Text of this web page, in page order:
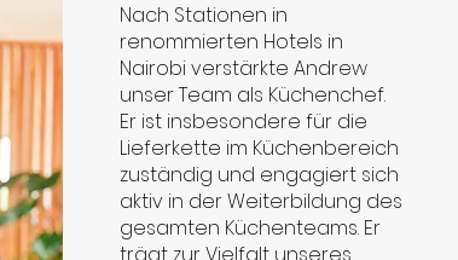
Nach Stationen in
renommierten Hotels in
Nairobi verstärkte Andrew
unser Team als Küchenchef.
Er ist insbesondere für die
Lieferkette im Küchenbereich
zuständig und engagiert sich
aktiv in der Weiterbildung des
gesamten Küchenteams. Er